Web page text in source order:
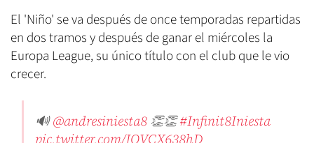
El 'Niño' se va después de once temporadas repartidas
en dos tramos y después de ganar el miércoles la
Europa League, su único título con el club que le vio
crecer.
🔊@andresiniesta8 👏👏#Infinit8Iniesta
pic.twitter.com/JQVCX638hD